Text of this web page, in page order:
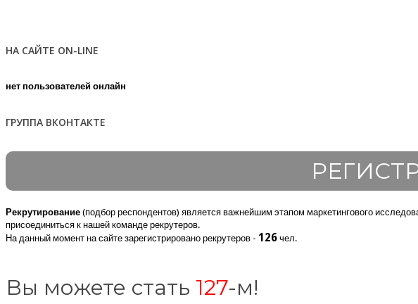
НА САЙТЕ ON-LINE
нет пользователей онлайн
ГРУППА ВКОНТАКТЕ
Рекрутирование (подбор респондентов) является важнейшим этапом маркетингового
присоединиться к нашей команде рекрутеров.
На данный момент на сайте зарегистрировано рекрутеров - 126 чел.
Вы можете стать 127-м!